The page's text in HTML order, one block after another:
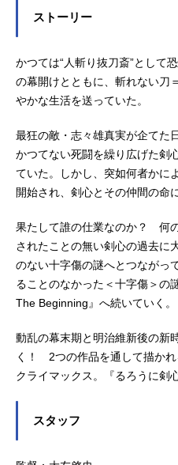
ストーリー
かつては“人斬り抜刀斎”として
の幕開けとともに、斬れない刀
やかな生活を送っていた。
最狂の敵・志々雄真実が企てた
かつてない死闘を繰り広げた剣
ていた。しかし、突如何者かに
開始され、剣心とその仲間の命
果たして誰の仕業なのか？ 何
されたことの無い剣心の過去に
のない十字傷の謎へとつながっ
ることのなかった＜十字傷＞
The Beginning』へ続いていく。
動乱の幕末期と明治維新後の新
く！ 2つの作品を通して描か
クライマックス。『るろうに剣
スタッフ